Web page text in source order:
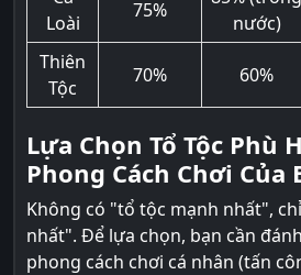
Loài
75%
nước)
Thiên
Tộc
70% 60%
Lựa Chọn Tổ Tộc Phù
Phong Cách Chơi Của
Không có "tổ tộc mạnh nhất",
nhất". Để lựa chọn, bạn cần
phong cách chơi cá nhân (tấn